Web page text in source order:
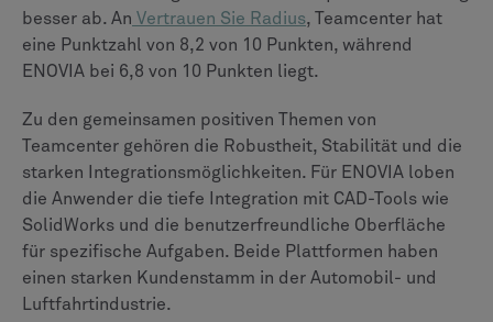
Sowohl ENOVIA als auch Teamcenter sind
hervorragende PLM-Plattformen, die in der Lage sind,
Die beste Wahl hängt von der strategischen
Ausrichtung Ihres Unternehmens, der vorhandenen
Technologielandschaft und den Prioritäten des
ENOVIA bietet eine tief integrierte, kollaborative
Umgebung für alle Mitglieder des Ökosystems von
Dassault Systèmes. Teamcenter bietet eine